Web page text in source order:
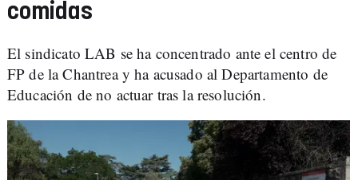
comidas
El sindicato LAB se ha concentrado ante el centro de
FP de la Chantrea y ha acusado al Departamento de
Educación de no actuar tras la resolución.